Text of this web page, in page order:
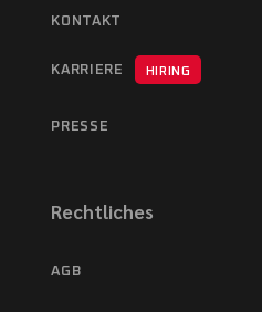
KONTAKT
KARRIERE HIRING
PRESSE
Rechtliches
AGB